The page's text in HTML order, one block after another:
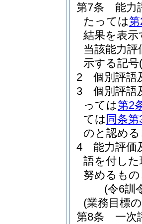
第7条
能力
たっては
結果を表示
当該能力
示する記号
2
個別評語
3
個別評語
っては第2
ては 同条第
のと認め
4
能力評価
語を付し
努めるも
(令6訓
(業務目標
第8条
一次